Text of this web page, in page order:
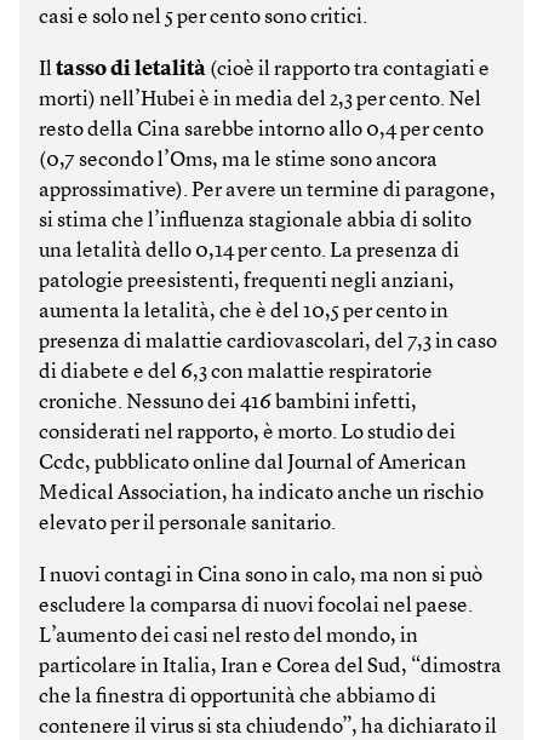
casi e solo nel 5 per cento sono critici.
Iltasso di letalità (cioè il rapporto tra contagiati e
morti) nell’Hubei è in media del 2,3 per cento. Nel
resto della Cina sarebbe intorno allo 0,4 per cento
(0,7 secondo l’Oms, ma le stime sono ancora
approssimative). Per avere un termine di paragone,
si stima che l’influenza stagionale abbia di solito
una letalità dello 0,14 per cento. La presenza di
patologie preesistenti, frequenti negli anziani,
aumenta la letalità, che è del 10,5 per cento in
presenza di malattie cardiovascolari, del 7,3 in caso
di diabete e del 6,3 con malattie respiratorie
croniche. Nessuno dei 416 bambini infetti,
considerati nel rapporto, è morto. Lo studio dei
Ccdc, pubblicato online dal Journal of American
Medical Association, ha indicato anche un rischio
elevato per il personale sanitario.
I nuovi contagi in Cina sono in calo, ma non si può
escludere la comparsa di nuovi focolai nel paese.
L’aumento dei casi nel resto del mondo, in
particolare in Italia, Iran e Corea del Sud, “dimostra
che la finestra di opportunità che abbiamo di
contenere il virus si sta chiudendo”, ha dichiarato il